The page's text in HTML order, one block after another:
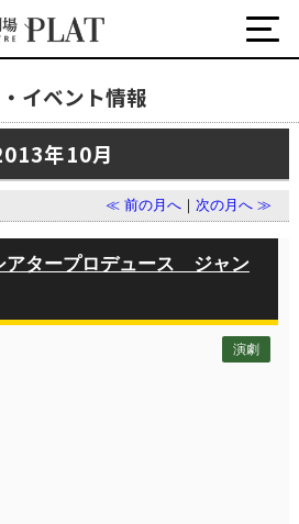
イベント情報
年10月
≪ 前の月へ ｜次の月へ ≫
アタープロデュース ジャン
演劇
情報
など
賞サポートなど